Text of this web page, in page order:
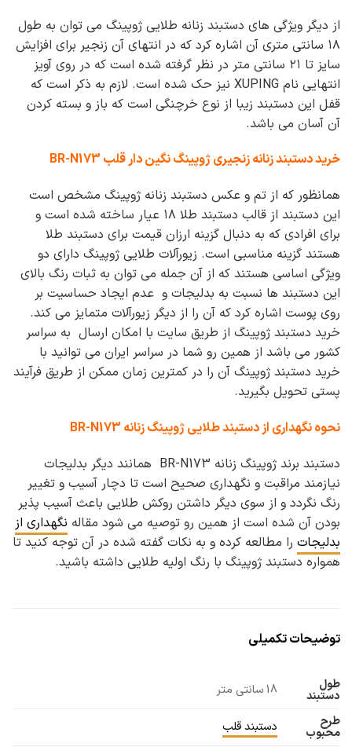
از دیگر ویژگی های دستبند زنانه طلایی ژوپینگ می توان به طول
۱۸ سانتی متری آن اشاره کرد که در انتهای آن زنجیر برای افزایش
سایز تا ۲۱ سانتی متر در نظر گرفته شده است که در روی آویز
انتهایی نام XUPING نیز حک شده است. لازم به ذکر است که
قفل این دستبند زیبا از نوع خرچنگی است که باز و بسته کردن
آن آسان می باشد.
خرید دستبند زنانه زنجیری ژوپینگ نگین دار قلب BR-N173
همانظور که از تم و عکس دستبند زنانه ژوپینگ مشخص است
این دستبند از قالب دستبند طلا ۱۸ عیار ساخته شده است و
برای افرادی که به دنبال گزینه ارزان قیمت برای دستبند طلا
هستند گزینه مناسبی است. زیورآلات طلایی ژوپینگ دارای دو
ویژگی اساسی هستند که از آن جمله می توان به ثبات رنگ بالای
این دستبند ها نسبت به بدلیجات و عدم ایجاد حساسیت بر
روی پوست اشاره کرد که آن را از دیگر زیورآلات متمایز می کند.
خرید دستبند ژوپینگ از طریق سایت با امکان ارسال به سراسر
کشور می باشد از همین رو شما در سراسر ایران می توانید با
خرید دستبند ژوپینگ آن را در کمترین زمان ممکن از طریق فرآیند
پستی تحویل بگیرید.
نحوه نگهداری از دستبند طلایی ژوپینگ زنانه BR-N173
دستبند برند ژوپینگ زنانه BR-N173 همانند دیگر بدلیجات
نیازمند مراقبت و نگهداری صحیح است تا دچار آسیب و تغییر
رنگ نگردد و از سوی دیگر داشتن روکش طلایی باعث آسیب پذیر
بودن آن شده است از همین رو توصیه می شود مقاله نگهداری از
بدلیجات را مطالعه کرده و به نکات گفته شده در آن توجه کنید تا
همواره دستبند ژوپینگ با رنگ اولیه طلایی داشته باشید.
توضیحات تکمیلی
طول
دستبند
18 سانتی متر
طرح
محبوب دستبند قلب